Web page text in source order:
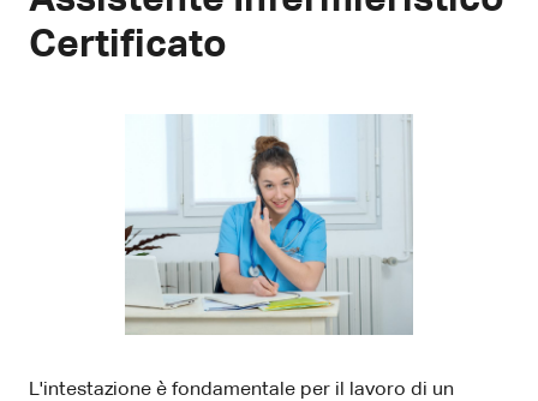
Certificato
L'intestazione è fondamentale per il lavoro di un